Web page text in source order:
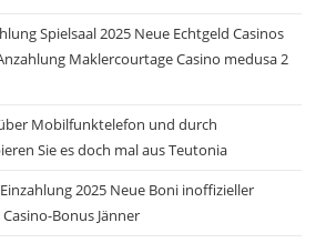
Spielsaal 2025 Neue Echtgeld Casinos
Maklercourtage Casino medusa 2
Mobilfunktelefon und durch
Sie es doch mal aus Teutonia
2025 Neue Boni inoffizieller
Bonus Jänner